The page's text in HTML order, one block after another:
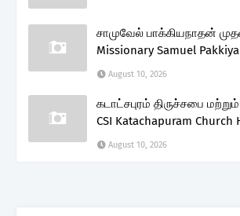
சாமுவேல் பாக்கியநாதன்
Missionary Samuel
August 10, 2026
கடாட்சபுரம் திருச்சபை
CSI Katachapuram Church
August 10, 2026